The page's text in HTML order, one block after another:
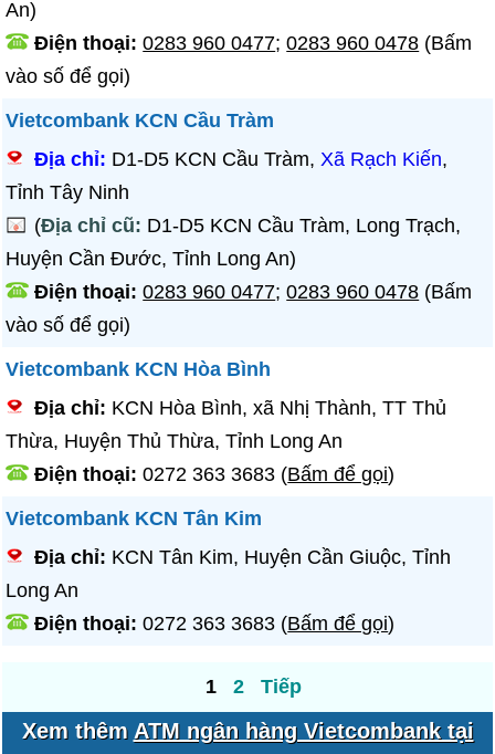
An)
Điện thoại:0283 960 0477;0283 960 0478 (Bấm
vào số để gọi)
Vietcombank KCN Cầu Tràm
Địa chỉ: D1-D5 KCN Cầu Tràm,Xã Rạch Kiến,
Tỉnh Tây Ninh
(Địa chỉ cũ: D1-D5 KCN Cầu Tràm, Long Trạch,
Huyện Cần Đước, Tỉnh Long An)
Điện thoại:0283 960 0477;0283 960 0478 (Bấm
vào số để gọi)
Vietcombank KCN Hòa Bình
Địa chỉ: KCN Hòa Bình, xã Nhị Thành, TT Thủ
Thừa, Huyện Thủ Thừa, Tỉnh Long An
Điện thoại:0272 363 3683 (Bấm để gọi)
Vietcombank KCN Tân Kim
Địa chỉ: KCN Tân Kim, Huyện Cần Giuộc, Tỉnh
Long An
Điện thoại:0272 363 3683 (Bấm để gọi)
1 2 Tiếp
Xem thêm ATM ngân hàng Vietcombank tại